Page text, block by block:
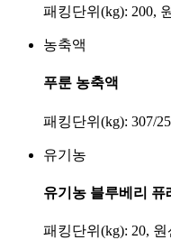
패킹단위(kg): 200,
농축액
푸룬 농축액
패킹단위(kg): 307/
유기농
유기농 블루베리 퓨
패킹단위(kg): 20,